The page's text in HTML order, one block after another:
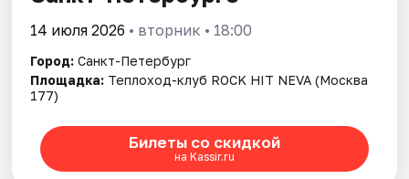
14 июля 2026 • вторник • 18:00
Город: Санкт-Петербург
Площадка: Теплоход-клуб ROCK HIT NEVA (Москва
177)
Билеты со скидкой
на Kassir.ru